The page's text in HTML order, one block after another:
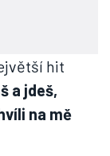
hit
a jdeš,
na mě